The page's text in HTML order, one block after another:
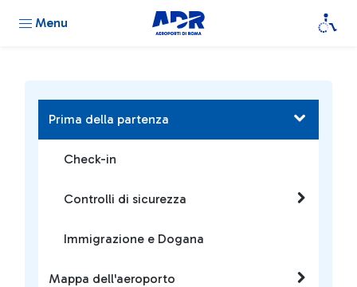
Menu
Prima della partenza
Check-in
Controlli di sicurezza
Immigrazione e Dogana
Mappa dell'aeroporto